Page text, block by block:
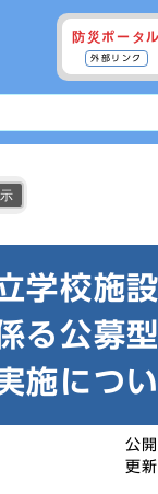
防災ポータル
外部リンク
学校施
る公募
施につ
公開
更